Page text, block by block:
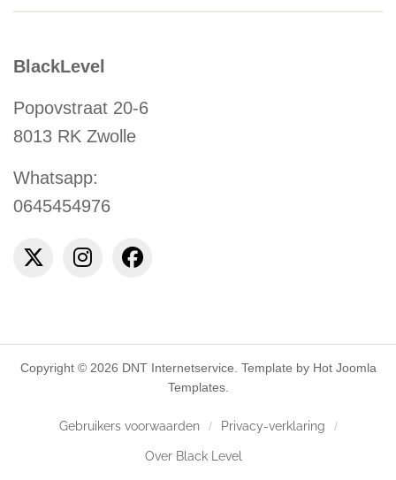
BlackLevel
Popovstraat 20-6
8013 RK Zwolle
Whatsapp:
0645454976
Copyright © 2026 DNT Internetservice. Template by Hot Joomla
Templates.
Gebruikers voorwaarden Privacy-verklaring
Over Black Level